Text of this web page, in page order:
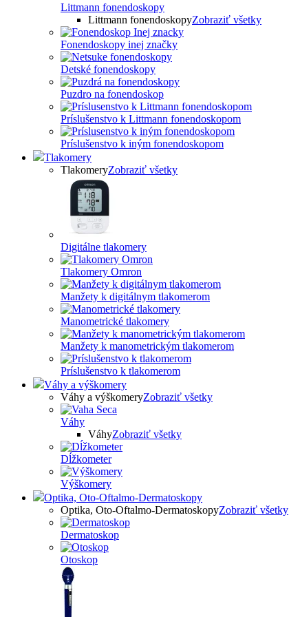
Littmann fonendoskopy
Littmann fonendoskopyZobraziť všetky
Fonendoskopy inej značky
Detské fonendoskopy
Puzdro na fonendoskop
Príslušenstvo k Littmann fonendoskopom
Príslušenstvo k iným fonendoskopom
Tlakomery
TlakomeryZobraziť všetky
Digitálne tlakomery
Tlakomery Omron
Manžety k digitálnym tlakomerom
Manometrické tlakomery
Manžety k manometrickým tlakomerom
Príslušenstvo k tlakomerom
Váhy a výškomery
Váhy a výškomeryZobraziť všetky
Váhy
VáhyZobraziť všetky
Dĺžkometer
Výškomery
Optika, Oto-Oftalmo-Dermatoskopy
Optika, Oto-Oftalmo-DermatoskopyZobraziť všetky
Dermatoskop
Otoskop